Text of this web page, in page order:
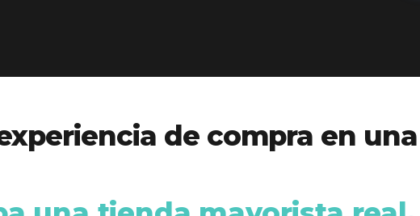
de compra en